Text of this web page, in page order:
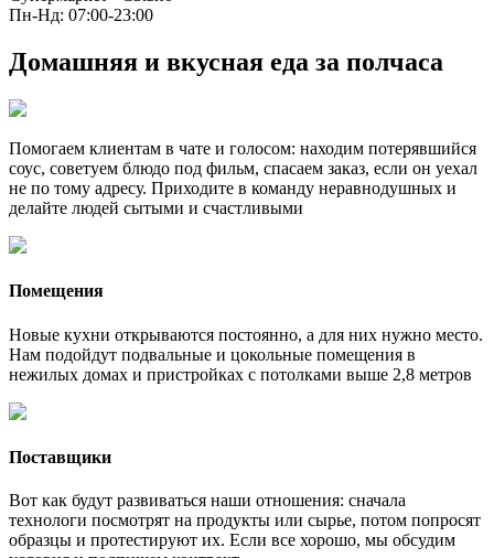
Пн-Нд: 07:00-23:00
Домашняя и вкусная еда за полчаса
Помогаем клиентам в чате и голосом: находим потерявшийся
соус, советуем блюдо под фильм, спасаем заказ, если он уехал
не по тому адресу. Приходите в команду неравнодушных и
делайте людей сытыми и счастливыми
Помещения
Новые кухни открываются постоянно, а для них нужно место.
Нам подойдут подвальные и цокольные помещения в
нежилых домах и пристройках с потолками выше 2,8 метров
Поставщики
Вот как будут развиваться наши отношения: сначала
технологи посмотрят на продукты или сырье, потом попросят
образцы и протестируют их. Если все хорошо, мы обсудим